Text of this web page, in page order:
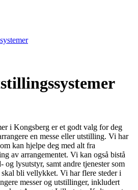
i Kongsberg er et godt valg for deg
en messe eller utstilling. Vi har
kan hjelpe deg med alt fra
av arrangementet. Vi kan også bistå
og lysutstyr, samt andre tjenester som
skal bli vellykket. Vi har flere steder i
messer og utstillinger, inkludert